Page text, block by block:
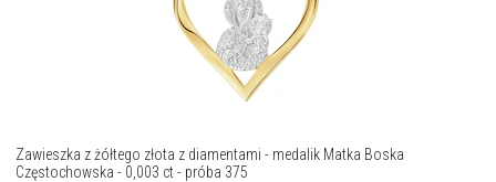
Zawieszka z żółtego złota z diamentami - medalik Matka Boska
Częstochowska - 0,003 ct - próba 375